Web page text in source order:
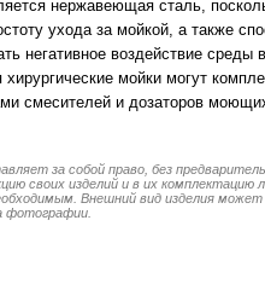
нержавеющая сталь,
ухода за мойкой, а также
негативное воздействие среды
мойки могут
смесителей и дозаторов
за собой право, без
своих изделий и в их комплектацию
Внешний вид изделия
фотографии.